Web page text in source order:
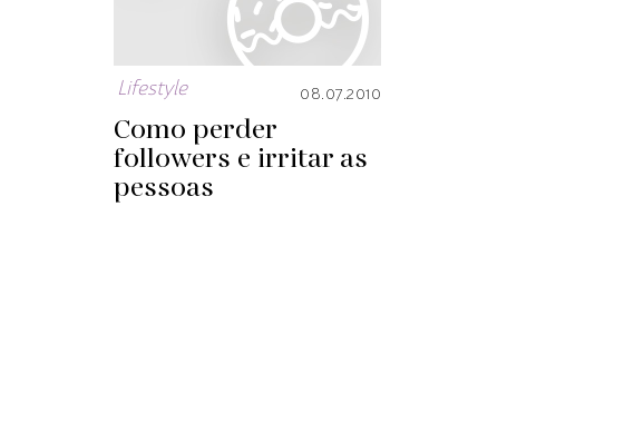
Lifestyle 08.07.2010
Como perder
followers e irritar as
pessoas